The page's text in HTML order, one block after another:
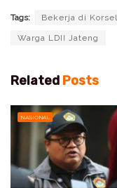
Tags: Bekerja di Korsel
Warga LDII Jateng
Related Posts
NASIONAL